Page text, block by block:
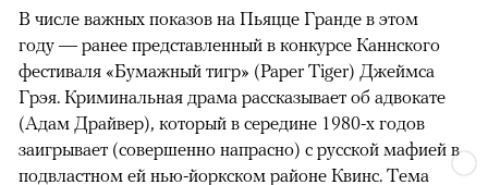
В числе важных показов на Пьяцце Гранде в этом
году — ранее представленный в конкурсе Каннского
фестиваля «Бумажный тигр» (Paper Tiger) Джеймса
Грэя. Криминальная драма рассказывает об адвокате
(Адам Драйвер), который в середине 1980-х годов
заигрывает (совершенно напрасно) с русской мафией в
подвластном ей нью-йоркском районе Квинс. Тема